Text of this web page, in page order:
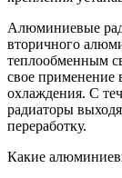
Алюминиевые
вторичного
теплообменным
свое применение
охлаждения. С
радиаторы
переработку.
Какие